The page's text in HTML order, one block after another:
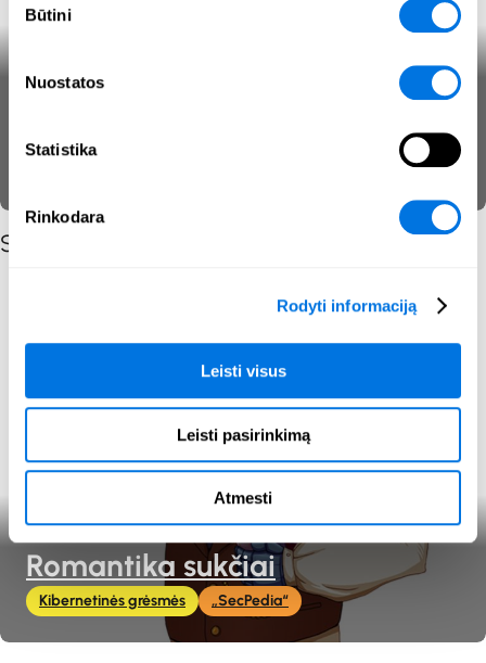
pasirinkimas
Būtini
Nuostatos
Statistika
Rinkodara
Rodyti informaciją
Leisti visus
Leisti pasirinkimą
Atmesti
Paskirstytas atsisakymas teikti
paslaugas
„SecPedia“
Susijusios žinutės pagal turinio tipą
Romantika sukčiai
Kibernetinės grėsmės „SecPedia“